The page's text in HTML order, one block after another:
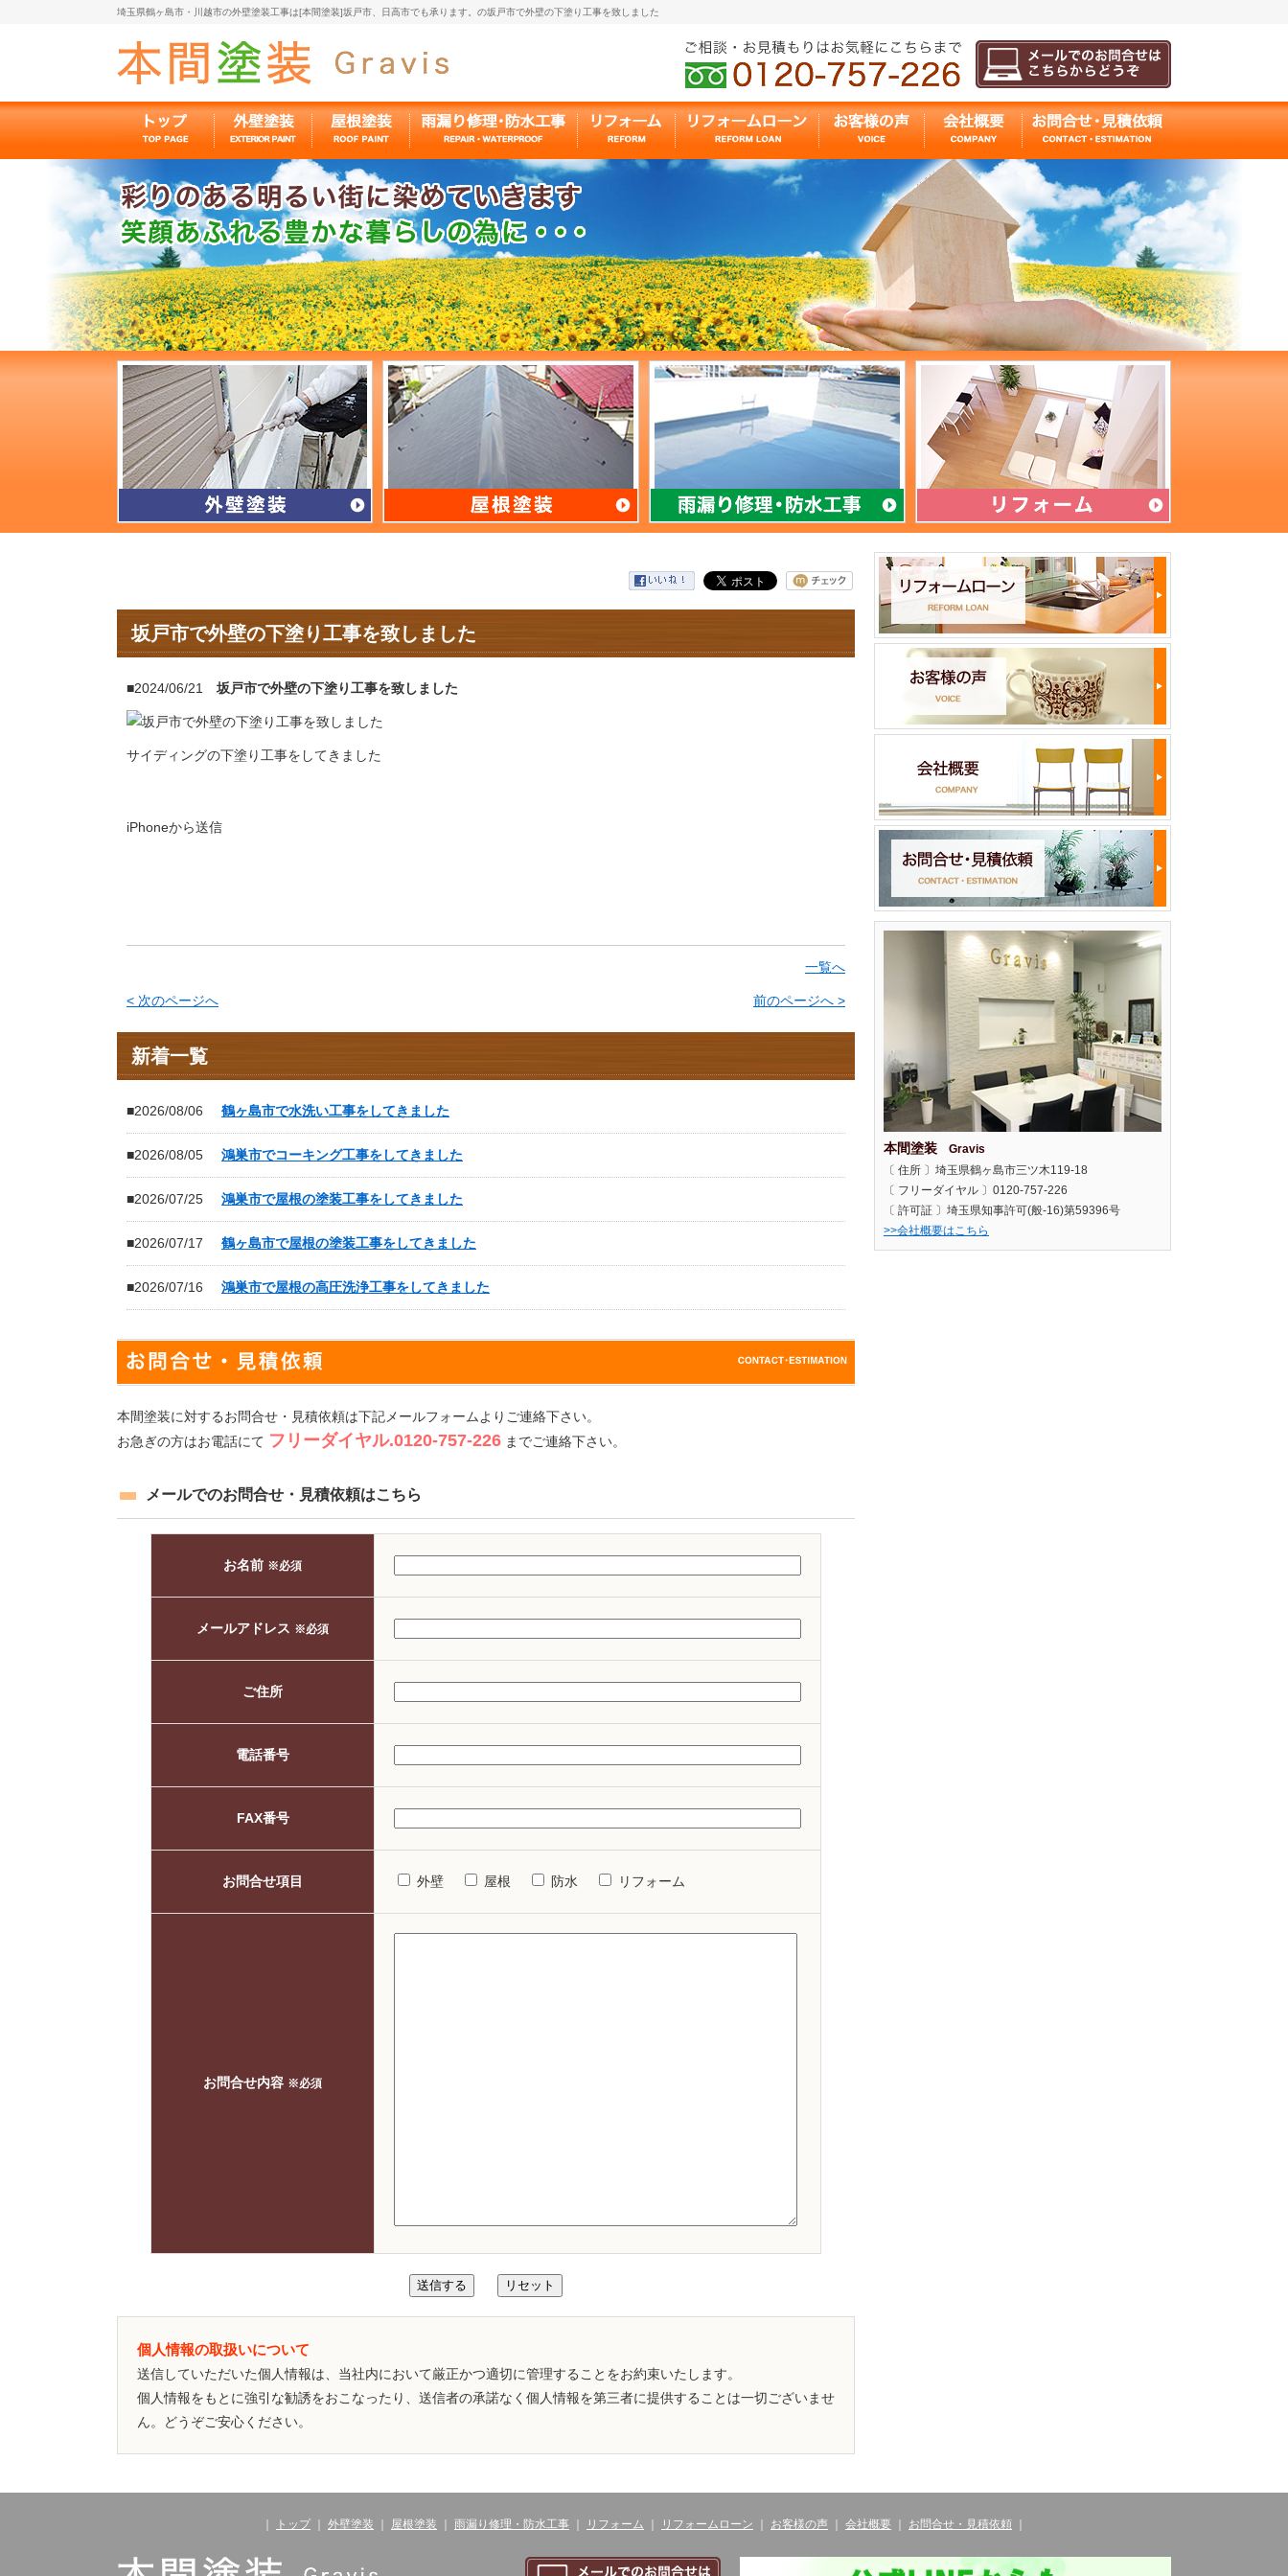
埼玉県鶴ヶ島市・川越市の外壁塗装工事は[本間塗装]坂戸市、日高市でも承ります。の坂戸市で外壁の下塗り工事を致しました
坂戸市で外壁の下塗り工事を致しました
■2024/06/21 坂戸市で外壁の下塗り工事を致しました
サイディングの下塗り工事をしてきました
iPhoneから送信
一覧へ
< 次のページへ 前のページへ >
新着一覧
■2026/08/06 鶴ヶ島市で水洗い工事をしてきました
■2026/08/05 鴻巣市でコーキング工事をしてきました
■2026/07/25 鴻巣市で屋根の塗装工事をしてきました
■2026/07/17 鶴ヶ島市で屋根の塗装工事をしてきました
■2026/07/16 鴻巣市で屋根の高圧洗浄工事をしてきました
本間塗装に対するお問合せ・見積依頼は下記メールフォームよりご連絡下さい。
お急ぎの方はお電話にて フリーダイヤル.0120-757-226 までご連絡下さい。
メールでのお問合せ・見積依頼はこちら
お名前 ※必須
メールアドレス ※必須
ご住所
電話番号
FAX番号
お問合せ項目 外壁 屋根 防水 リフォーム
お問合せ内容 ※必須
個人情報の取扱いについて
送信していただいた個人情報は、当社内において厳正かつ適切に管理することをお約束いたします。
個人情報をもとに強引な勧誘をおこなったり、送信者の承諾なく個人情報を第三者に提供することは一切ございませ
ん。どうぞご安心ください。
本間塗装
Gravis
〔 住所 〕埼玉県鶴ヶ島市三ツ木119-18
〔 フリーダイヤル 〕0120-757-226
〔 許可証 〕埼玉県知事許可(般-16)第59396号
>>会社概要はこちら
トップ 外壁塗装 屋根塗装 雨漏り修理・防水工事 リフォーム リフォームローン お客様の声 会社概要 お問合せ・見積依頼